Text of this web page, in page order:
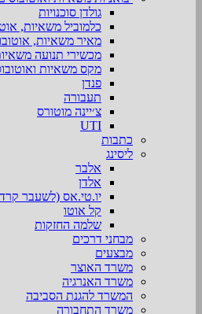
גולדן סוכנויות
כלמוביל משאיות,
מאיר משאיות,
מכשירי תנועה
מקס משאיות
פנדן
תעבורה
צ׳יינה מוטורס
UTI
כתבות
ליסינג
אלבר
אלדן
יו.טי.אס (לשעבר
קל אוטו
שלמה החזקות
מבחני דרכים
מבצעים
משרד האוצר
משרד האנרגיה
המשרד להגנת הסביבה
משרד התחבורה